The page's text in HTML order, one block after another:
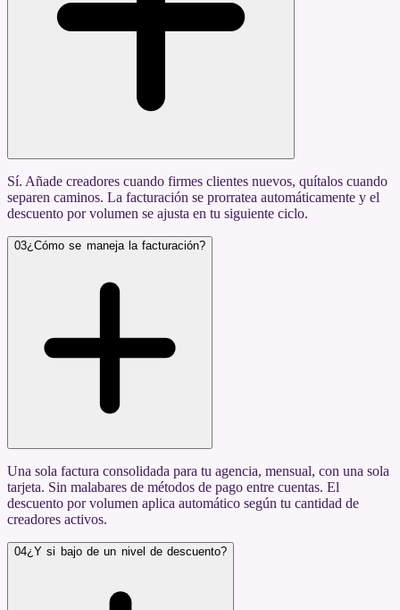
Sí. Añade creadores cuando firmes clientes nuevos, quítalos cuando
separen caminos. La facturación se prorratea automáticamente y el
descuento por volumen se ajusta en tu siguiente ciclo.
03¿Cómo se maneja la facturación?
Una sola factura consolidada para tu agencia, mensual, con una sola
tarjeta. Sin malabares de métodos de pago entre cuentas. El
descuento por volumen aplica automático según tu cantidad de
creadores activos.
04¿Y si bajo de un nivel de descuento?